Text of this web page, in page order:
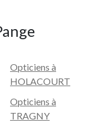
Opticiens à
HOLACOURT
Opticiens à
TRAGNY